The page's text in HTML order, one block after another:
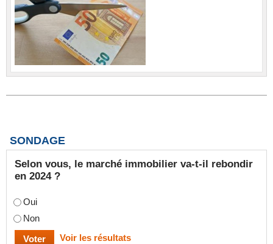
SONDAGE
Selon vous, le marché immobilier va-t-il rebondir
en 2024 ?
Oui
Non
Voir les résultats